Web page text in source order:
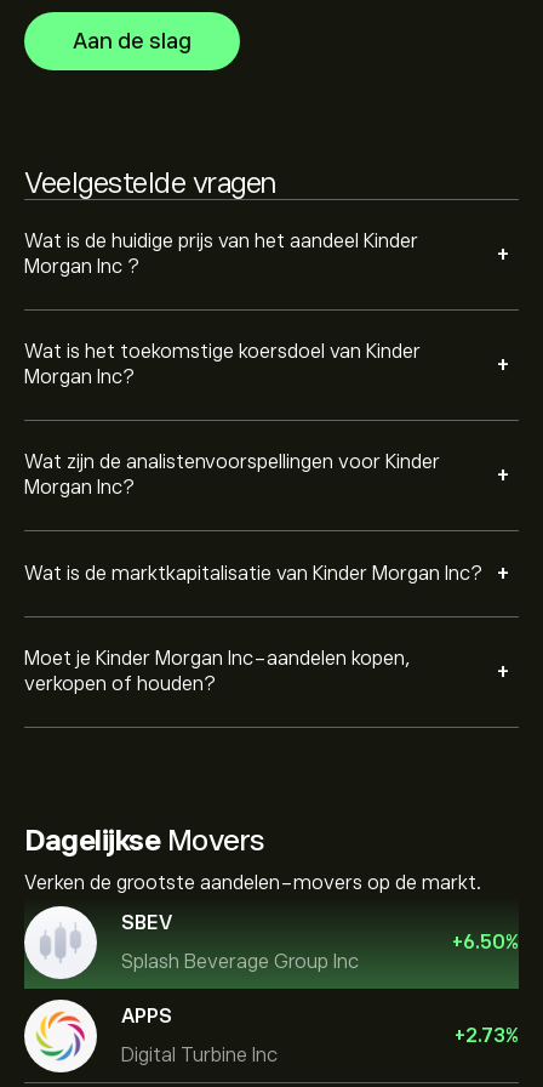
Aan de slag
Veelgestelde vragen
Wat is de huidige prijs van het aandeel Kinder
Morgan Inc ?
+
Wat is het toekomstige koersdoel van Kinder
Morgan Inc?
+
Wat zijn de analistenvoorspellingen voor Kinder
Morgan Inc?
+
verwachte groei. Bekijk de meest recente voorspelling
voor toekomstige koersbewegingen.
Wat is de marktkapitalisatie van Kinder Morgan Inc? +
De marktkapitalisatie van Kinder Morgan Inc is 69.3B‎$‎
Moet je Kinder Morgan Inc-aandelen kopen,
verkopen of houden?
+
in de afgelopen 3 maanden, is de algemene consensus
DagelijkseMovers
Verken de grootste aandelen-movers op de markt.
SBEV
Splash Beverage Group Inc
+6.50%
APPS
Digital Turbine Inc
+2.73%